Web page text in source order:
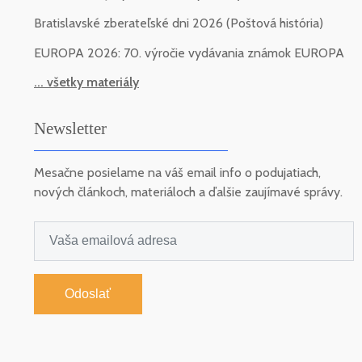
Bratislavské zberateľské dni 2026 (Poštová história)
EUROPA 2026: 70. výročie vydávania známok EUROPA
... všetky materiály
Newsletter
Mesačne posielame na váš email info o podujatiach,
nových článkoch, materiáloch a ďalšie zaujímavé správy.
Odoslať